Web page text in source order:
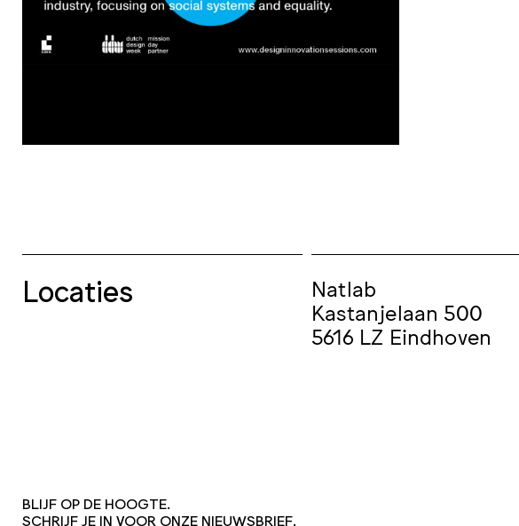
Locaties
Natlab
Kastanjelaan 500
5616 LZ Eindhoven
BLIJF OP DE HOOGTE.
SCHRIJF JE IN VOOR ONZE NIEUWSBRIEF.